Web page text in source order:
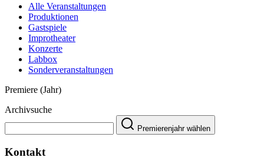
Alle Veranstaltungen
Produktionen
Gastspiele
Improtheater
Konzerte
Labbox
Sonderveranstaltungen
Premiere (Jahr)
Archivsuche
Premierenjahr wählen
Kontakt